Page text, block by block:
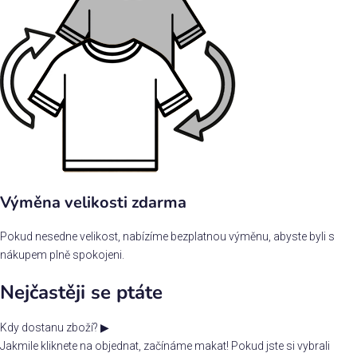
Výměna velikosti zdarma
Pokud nesedne velikost, nabízíme bezplatnou výměnu, abyste byli s
nákupem plně spokojeni.
Nejčastěji se ptáte
Kdy dostanu zboží? ▶
Jakmile kliknete na objednat, začínáme makat! Pokud jste si vybrali